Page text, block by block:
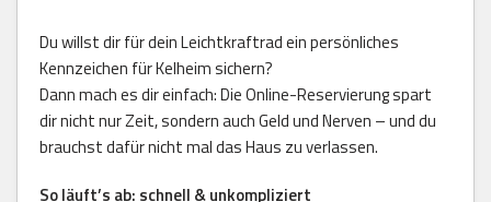
Du willst dir für dein Leichtkraftrad ein persönliches
Kennzeichen für Kelheim sichern?
Dann mach es dir einfach: Die Online-Reservierung spart
dir nicht nur Zeit, sondern auch Geld und Nerven – und du
brauchst dafür nicht mal das Haus zu verlassen.
So läuft’s ab: schnell & unkompliziert